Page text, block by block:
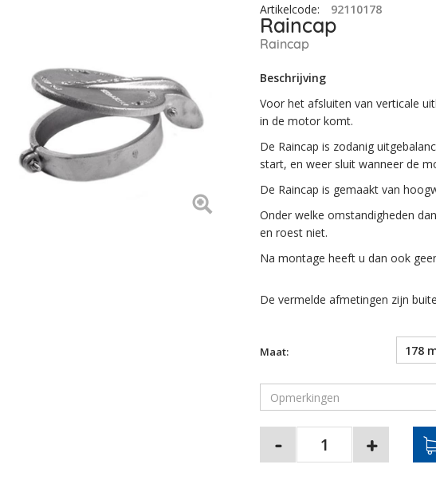
Artikelcode: 92110178
Raincap
Raincap
Beschrijving
Voor het afsluiten van verticale
in de motor komt.
De Raincap is zodanig
start, en weer sluit wanneer de
De Raincap is gemaakt van
Onder welke omstandigheden
en roest niet.
Na montage heeft u dan ook
De vermelde afmetingen zijn
Maat: